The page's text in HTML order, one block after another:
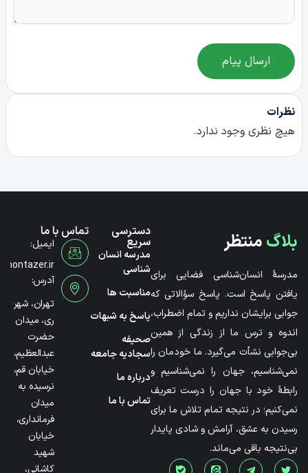
ارسال پیام
نظرات
هیچ نظری وجود ندارد.
بلاگمنتظر
مدرسۀ انسان‌شناسی فضایی برای
یافتن پاسخ است. پاسخ سؤالاتی که
جوابی برایشان نداریم و تمام اضطراب،
اندوه و ترس ما از زندگی از همین
بی‌جوابی نشأت می‌گیرد. ما خودمان را
نمی‌شناسیم، جهان را نمی‌شناسیم و
رابطۀ خود با جهان را درست تعریف
نمی‌کنیم؛ در نتیجه تمام تلاش ما برای
رسیدن به عشق، آرامش و شادی پایدار
بی‌نتیجه باقی می‌ماند.
دسترسی
سریع
مدرسه انسان
شناسی
مناسبت ها
پاسخ به شبهات
صحیفه
سجادیه جامعه
درباره ما
تماس با ما
تماس با ما
ایمیل:
آدرس:
تهران، شهر
ری، میدان
حضرت
عبدالعظیم،
خیابان قم،
نرسیده به
میدان
فرمانداری،
خیابان
شهید
کاشانی،